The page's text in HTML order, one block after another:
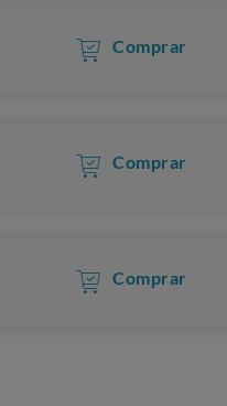
Comprar
Comprar
Comprar